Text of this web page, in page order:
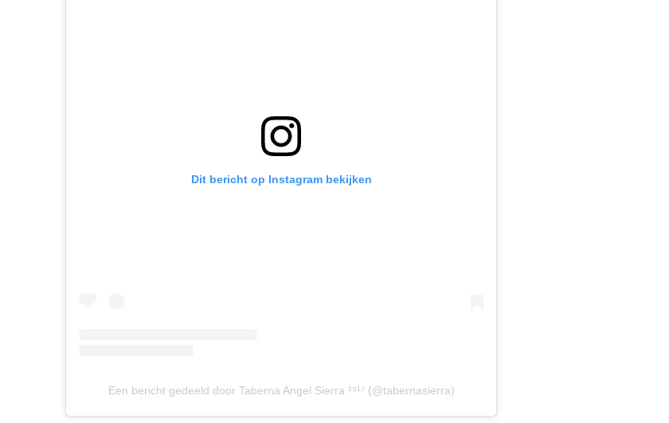
Dit bericht op Instagram bekijken
Een bericht gedeeld door Taberna Angel Sierra ¹⁹¹⁷ (@tabernasierra)